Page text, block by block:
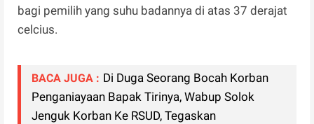
bagi pemilih yang suhu badannya di atas 37 derajat
celcius.
BACA JUGA : Di Duga Seorang Bocah Korban
Penganiayaan Bapak Tirinya, Wabup Solok
Jenguk Korban Ke RSUD, Tegaskan